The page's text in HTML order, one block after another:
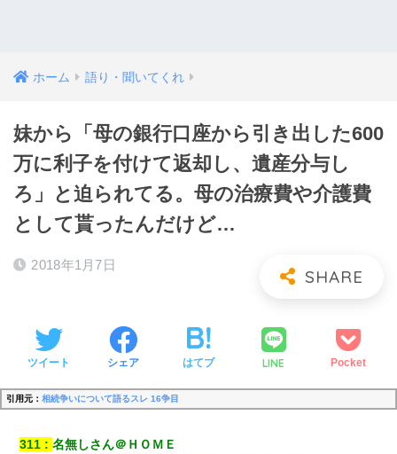
ホーム 語り・聞いてくれ
妹から「母の銀行口座から引き出した600
万に利子を付けて返却し、遺産分与し
ろ」と迫られてる。母の治療費や介護費
として貰ったんだけど…
2018年1月7日
ツイート シェア はてブ LINE Pocket
引用元： 相続争いについて語るスレ 16争目
311 名無しさん＠ＨＯＭＥ